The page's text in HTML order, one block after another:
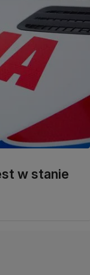
w stanie